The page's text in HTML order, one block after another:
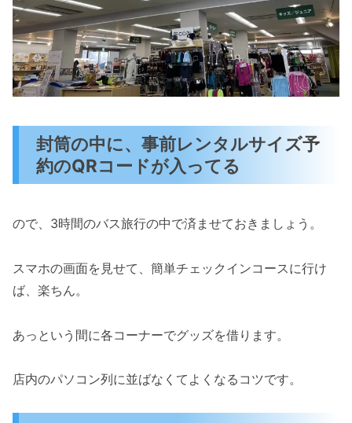
封筒の中に、事前レンタルサイズ予
約のQRコードが入ってる
ので、3時間のバス旅行の中で済ませておきましょう。
スマホの画面を見せて、簡単チェックインコースに行け
ば、楽ちん。
あっという間に各コーナーでグッズを借ります。
店内のパソコン列に並ばなくてよくなるコツです。